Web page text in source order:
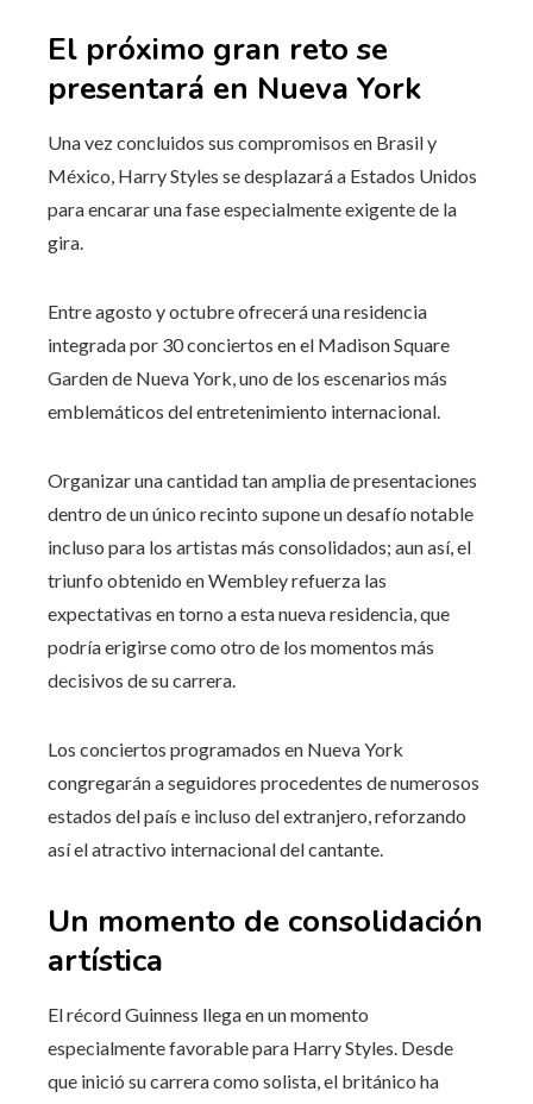
El próximo gran reto se
presentará en Nueva York
Una vez concluidos sus compromisos en Brasil y
México, Harry Styles se desplazará a Estados Unidos
para encarar una fase especialmente exigente de la
gira.
Entre agosto y octubre ofrecerá una residencia
integrada por 30 conciertos en el Madison Square
Garden de Nueva York, uno de los escenarios más
emblemáticos del entretenimiento internacional.
Organizar una cantidad tan amplia de presentaciones
dentro de un único recinto supone un desafío notable
incluso para los artistas más consolidados; aun así, el
triunfo obtenido en Wembley refuerza las
expectativas en torno a esta nueva residencia, que
podría erigirse como otro de los momentos más
decisivos de su carrera.
Los conciertos programados en Nueva York
congregarán a seguidores procedentes de numerosos
estados del país e incluso del extranjero, reforzando
así el atractivo internacional del cantante.
Un momento de consolidación
artística
El récord Guinness llega en un momento
especialmente favorable para Harry Styles. Desde
que inició su carrera como solista, el británico ha